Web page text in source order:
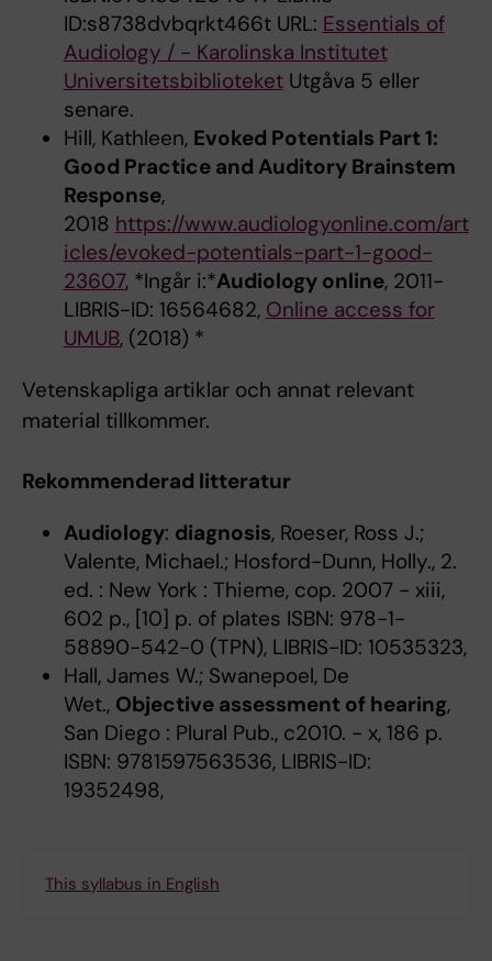
ID:s8738dvbqrkt466t URL: Essentials of
Audiology / - Karolinska Institutet
UniversitetsbiblioteketUtgåva 5 eller
senare.
Hill, Kathleen, Evoked Potentials Part 1:
Good Practice and Auditory Brainstem
Response,
2018 https://www.audiologyonline.com/art
icles/evoked-potentials-part-1-good-
23607, *Ingår i:*Audiology online, 2011-
LIBRIS-ID: 16564682, Online access for
UMUB, (2018) *
Vetenskapliga artiklar och annat relevant
material tillkommer.
Rekommenderad litteratur
Audiology: diagnosis, Roeser, Ross J.;
Valente, Michael.; Hosford-Dunn, Holly., 2.
ed. : New York : Thieme, cop. 2007 - xiii,
602 p., [10] p. of plates ISBN: 978-1-
58890-542-0 (TPN), LIBRIS-ID: 10535323,
Hall, James W.; Swanepoel, De
Wet., Objective assessment of hearing,
San Diego : Plural Pub., c2010. - x, 186 p.
ISBN: 9781597563536, LIBRIS-ID:
19352498,
This syllabus in English